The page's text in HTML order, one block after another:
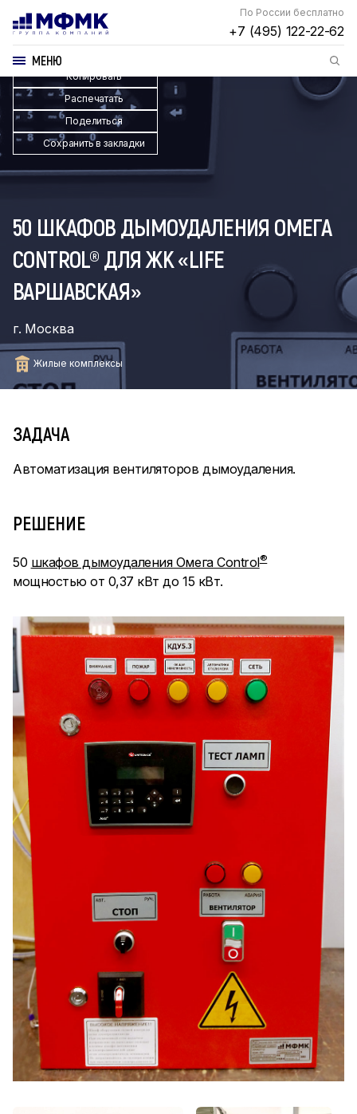
По России бесплатно
+7 (495) 122-22-62
МЕНЮ
Копировать
Распечатать
Поделиться
Сохранить в закладки
50 ШКАФОВ ДЫМОУДАЛЕНИЯ ОМЕГА
CONTROL® ДЛЯ ЖК «LIFE
ВАРШАВСКАЯ»
г. Москва
Жилые комплексы
ЗАДАЧА
Автоматизация вентиляторов дымоудаления.
РЕШЕНИЕ
50 шкафов дымоудаления Омега Control®
мощностью от 0,37 кВт до 15 кВт.